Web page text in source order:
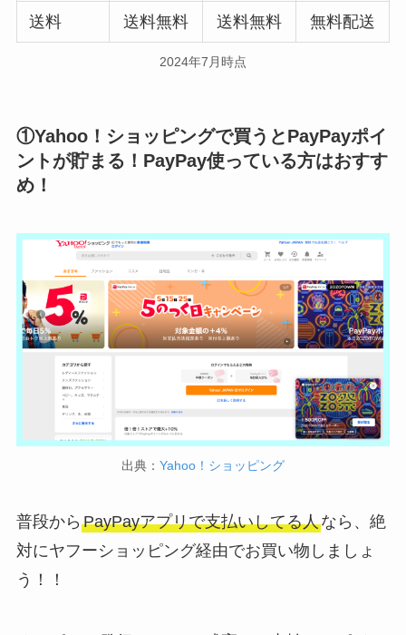
送料 送料無料 送料無料 無料配送
2024年7月時点
①Yahoo！ショッピングで買うとPayPayポイ
ントが貯まる！PayPay使っている方はおすす
め！
出典： Yahoo！ショッピング
普段から PayPayアプリで支払いしてる人なら、絶
対にヤフーショッピング経由でお買い物しましょ
う！！